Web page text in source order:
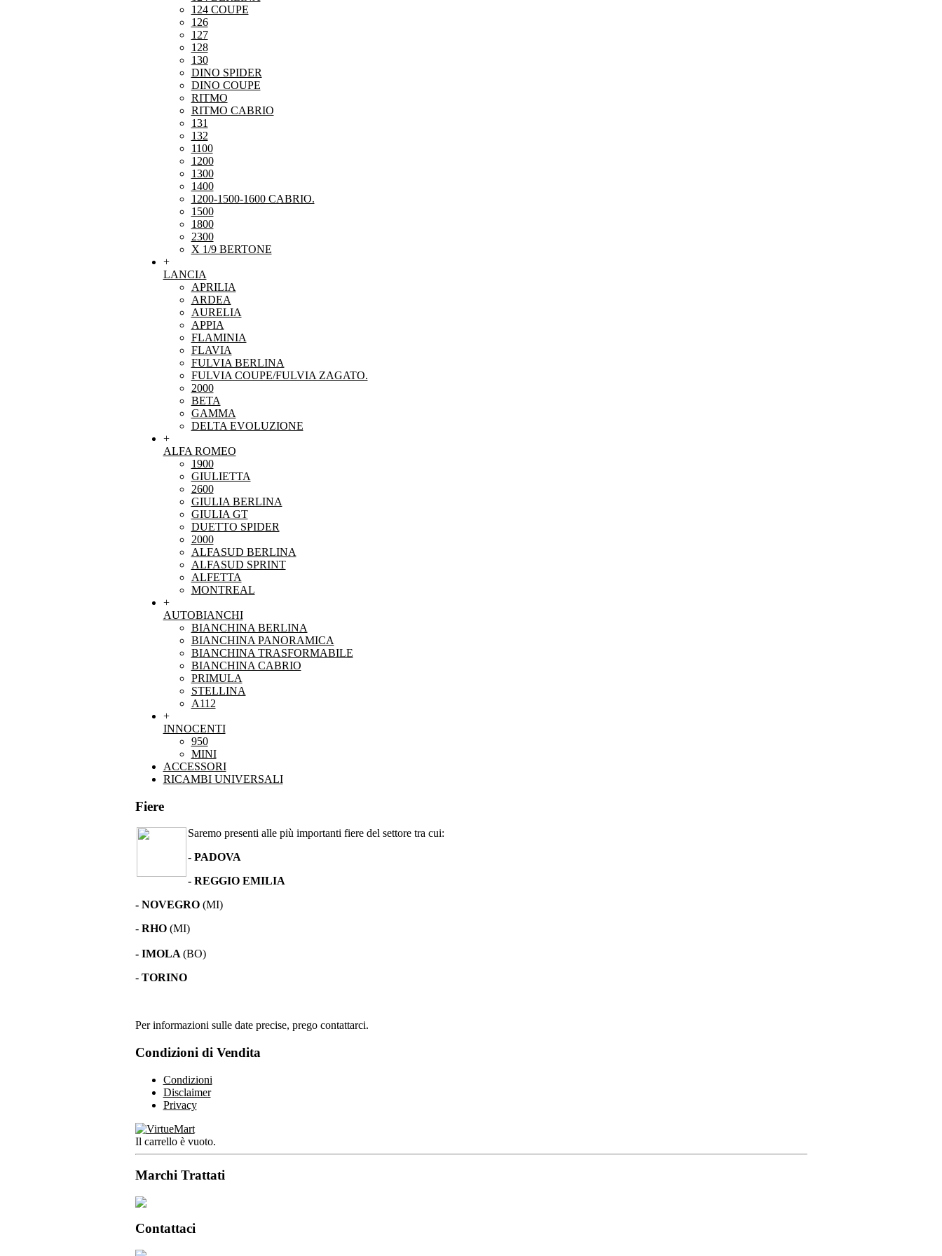
124 COUPE
126
127
128
130
DINO SPIDER
DINO COUPE
RITMO
RITMO CABRIO
131
132
1100
1200
1300
1400
1200-1500-1600 CABRIO.
1500
1800
2300
X 1/9 BERTONE
+
LANCIA
APRILIA
ARDEA
AURELIA
APPIA
FLAMINIA
FLAVIA
FULVIA BERLINA
FULVIA COUPE/FULVIA ZAGATO.
2000
BETA
GAMMA
DELTA EVOLUZIONE
+
ALFA ROMEO
1900
GIULIETTA
2600
GIULIA BERLINA
GIULIA GT
DUETTO SPIDER
2000
ALFASUD BERLINA
ALFASUD SPRINT
ALFETTA
MONTREAL
+
AUTOBIANCHI
BIANCHINA BERLINA
BIANCHINA PANORAMICA
BIANCHINA TRASFORMABILE
BIANCHINA CABRIO
PRIMULA
STELLINA
A112
+
INNOCENTI
950
MINI
ACCESSORI
RICAMBI UNIVERSALI
Fiere
Saremo presenti alle più importanti fiere del settore tra cui:
- PADOVA
- REGGIO EMILIA
- NOVEGRO(MI)
-RHO (MI)
- IMOLA (BO)
- TORINO
Per informazioni sulle date precise, prego contattarci.
Condizioni di Vendita
Condizioni
Disclaimer
Privacy
Il carrello è vuoto.
Marchi Trattati
Contattaci